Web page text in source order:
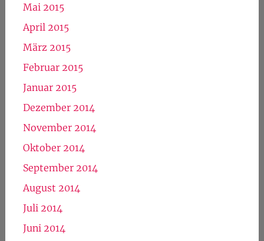
Mai 2015
April 2015
März 2015
Februar 2015
Januar 2015
Dezember 2014
November 2014
Oktober 2014
September 2014
August 2014
Juli 2014
Juni 2014